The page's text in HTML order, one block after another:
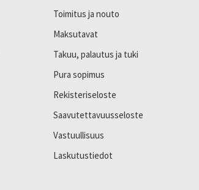
Toimitus ja nouto
Maksutavat
Takuu, palautus ja tuki
Pura sopimus
Rekisteriseloste
Saavutettavuusseloste
Vastuullisuus
Laskutustiedot